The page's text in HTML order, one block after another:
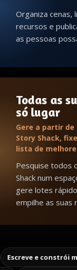
Organiza cenas,
recursos e
as pessoas
Todas as
só lugar
Gere a partir
Story Shack,
lista de
Pesquise todos
Shack num
gere lotes
empilhe as suas
Escreve e constrói